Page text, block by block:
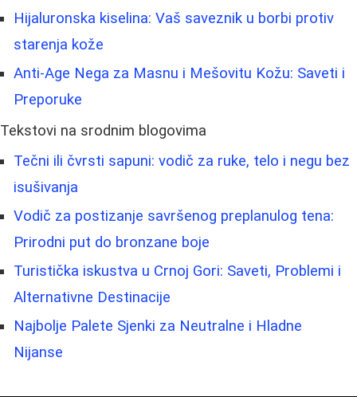
Hijaluronska kiselina: Vaš saveznik u borbi protiv
starenja kože
Anti-Age Nega za Masnu i Mešovitu Kožu: Saveti i
Preporuke
Tekstovi na srodnim blogovima
Tečni ili čvrsti sapuni: vodič za ruke, telo i negu bez
isušivanja
Vodič za postizanje savršenog preplanulog tena:
Prirodni put do bronzane boje
Turistička iskustva u Crnoj Gori: Saveti, Problemi i
Alternativne Destinacije
Najbolje Palete Sjenki za Neutralne i Hladne
Nijanse